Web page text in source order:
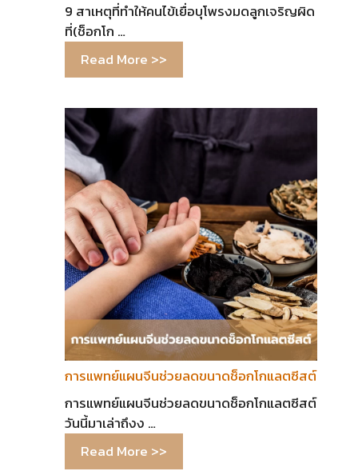
9 สาเหตุที่ทำให้คนไข้เยื่อบุโพรงมดลูกเจริญผิด
ที่(ช็อกโก …
Read More >>
การแพทย์แผนจีนช่วยลดขนาดช็อกโกแลตซีสต์
การแพทย์แผนจีนช่วยลดขนาดช็อกโกแลตซีสต์
วันนี้มาเล่าถึงง …
Read More >>